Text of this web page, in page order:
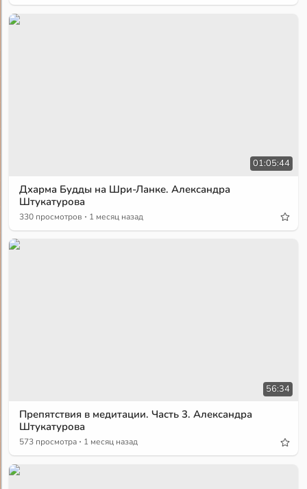
01:05:44
Дхарма Будды на Шри-Ланке. Александра
Штукатурова
330 просмотров · 1 месяц назад
56:34
Препятствия в медитации. Часть 3. Александра
Штукатурова
573 просмотра · 1 месяц назад